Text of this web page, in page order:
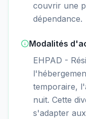
couvrir une
dépendance.
Modalités
EHPAD -
temporaire,
nuit. Cette
s'adapter